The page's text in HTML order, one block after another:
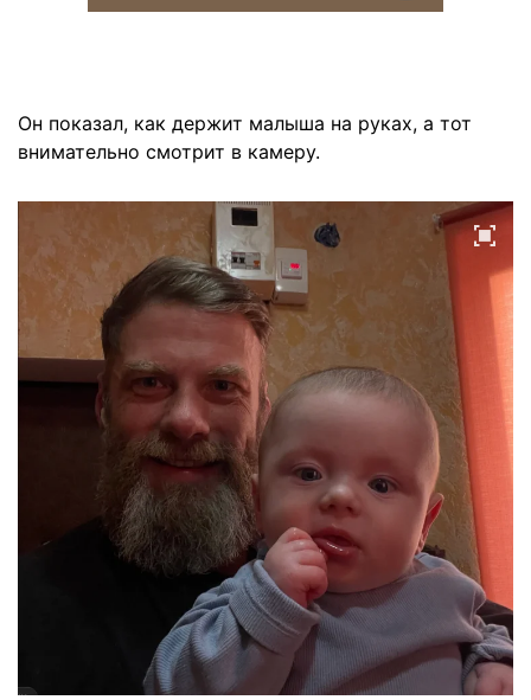
Он показал, как держит малыша на руках, а тот
внимательно смотрит в камеру.